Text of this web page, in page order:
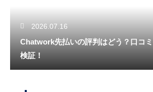
2026.07.16
Chatwork先払いの評判はどう？口コ
検証！